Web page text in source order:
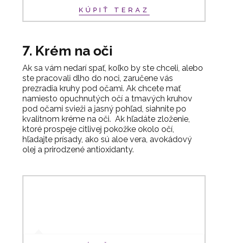
KÚPIŤ TERAZ
7. Krém na oči
Ak sa vám nedarí spať, koľko by ste chceli, alebo
ste pracovali dlho do noci, zaručene vás
prezradia kruhy pod očami. Ak chcete mať
namiesto opuchnutých očí a tmavých kruhov
pod očami svieži a jasný pohľad, siahnite po
kvalitnom kréme na oči. Ak hľadáte zloženie,
ktoré prospeje citlivej pokožke okolo očí,
hľadajte prísady, ako sú aloe vera, avokádový
olej a prirodzené antioxidanty.